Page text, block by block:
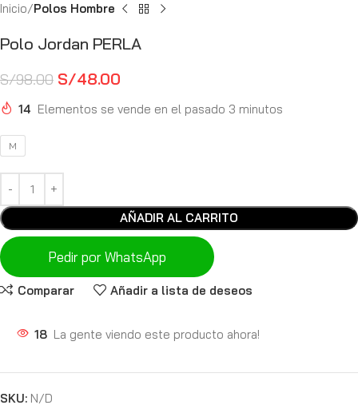
Inicio Polos Hombre
Polo Jordan PERLA
S/98.00 S/48.00
14 Elementos se vende en el pasado 3 minutos
M
AÑADIR AL CARRITO
Pedir por WhatsApp
Comparar Añadir a lista de deseos
18 La gente viendo este producto ahora!
SKU: N/D